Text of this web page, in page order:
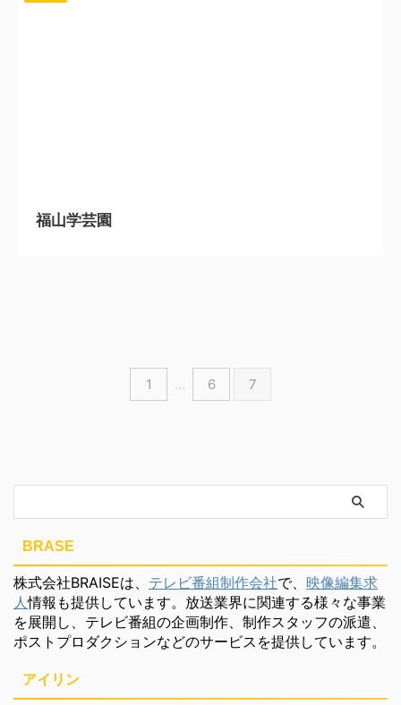
福山学芸園
1 … 6 7
BRASE
株式会社BRAISEは、 テレビ番組制作会社で、 映像編集求
人情報も提供しています。放送業界に関連する様々な事業
を展開し、テレビ番組の企画制作、制作スタッフの派遣、
ポストプロダクションなどのサービスを提供しています。
アイリン